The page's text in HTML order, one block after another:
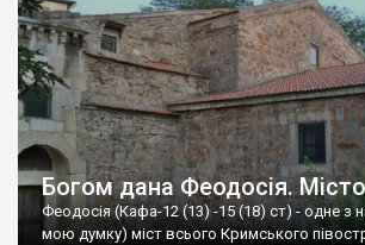
Богом дана Феодосія.
Феодосія (Кафа-12 (13) -15 (18) ст) - одне з
мою думку) міст всього Кримського